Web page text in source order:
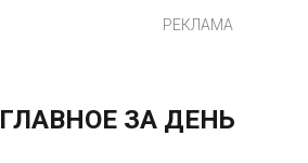
РЕКЛАМА
ГЛАВНОЕ ЗА ДЕНЬ